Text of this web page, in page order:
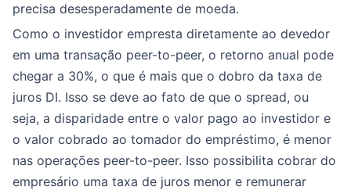
precisa desesperadamente de moeda.
Como o investidor empresta diretamente ao devedor
em uma transação peer-to-peer, o retorno anual pode
chegar a 30%, o que é mais que o dobro da taxa de
juros DI. Isso se deve ao fato de que o spread, ou
seja, a disparidade entre o valor pago ao investidor e
o valor cobrado ao tomador do empréstimo, é menor
nas operações peer-to-peer. Isso possibilita cobrar do
empresário uma taxa de juros menor e remunerar